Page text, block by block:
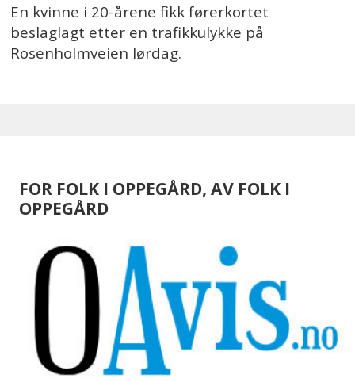
En kvinne i 20-årene fikk førerkortet
beslaglagt etter en trafikkulykke på
Rosenholmveien lørdag.
FOR FOLK I OPPEGÅRD, AV FOLK I
OPPEGÅRD